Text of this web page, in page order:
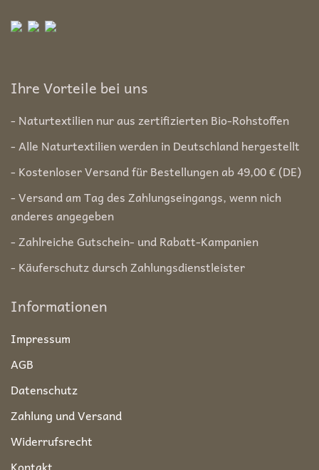
Ihre Vorteile bei uns
- Naturtextilien nur aus zertifizierten Bio-Rohstoffen
- Alle Naturtextilien werden in Deutschland hergestellt
- Kostenloser Versand für Bestellungen ab 49,00 € (DE)
- Versand am Tag des Zahlungseingangs, wenn nich
anderes angegeben
- Zahlreiche Gutschein- und Rabatt-Kampanien
- Käuferschutz dursch Zahlungsdienstleister
Informationen
Impressum
AGB
Datenschutz
Zahlung und Versand
Widerrufsrecht